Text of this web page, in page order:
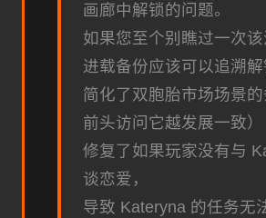
画廊中解锁的问题。
如果您至个别瞧过一次
进载备份应该可以追溯解
简化了双胞胎市场场景的
前头访问它越发展一致）
修复了如果玩家没有与
谈恋爱，
导致 Kateryna 的任务无